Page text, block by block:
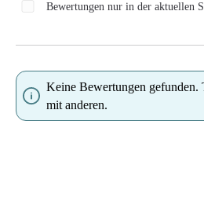
Bewertungen nur in der aktuellen
Keine Bewertungen gefunden.
mit anderen.